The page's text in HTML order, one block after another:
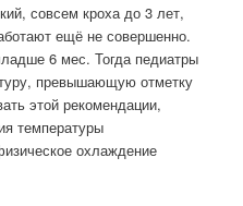
совсем кроха до 3 лет,
ещё не совершенно.
6 мес. Тогда педиатры
превышающую отметку
этой рекомендации,
температуры
охлаждение